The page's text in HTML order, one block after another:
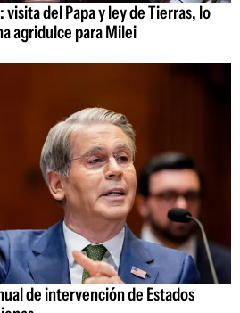
del Papa y ley de Tierras, lo
agridulce para Milei
de intervención de Estados